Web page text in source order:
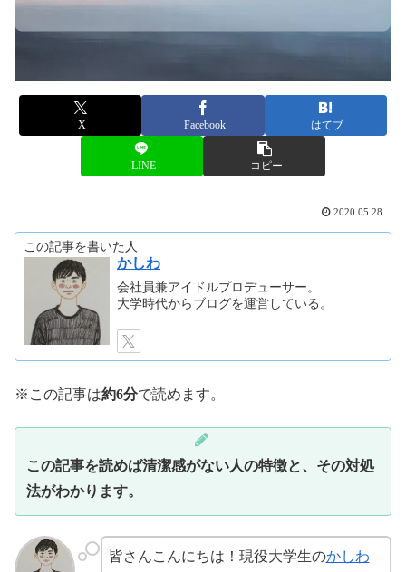
X Facebook はてブ
LINE コピー
2020.05.28
この記事を書いた人
かしわ
会社員兼アイドルプロデューサー。
大学時代からブログを運営している。
※この記事は約6分で読めます。
この記事を読めば清潔感がない人の特徴と、その対処
法がわかります。
皆さんこんにちは！現役大学生のかしわ